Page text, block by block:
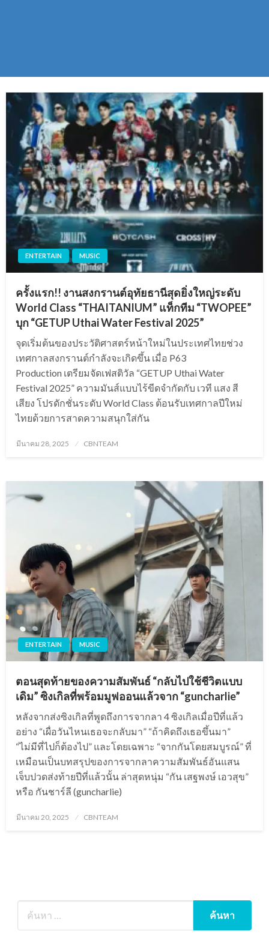
ENTERTAIN MUSIC
ครั้งแรก!! งานสงกรานต์อุทัยธานีสุดยิ่งใหญ่ระดับ
World Class “THAITANIUM” แท็กทีม “TWOPEE”
บุก “GETUP Uthai Water Festival 2025”
จุดเริ่มต้นของประวัติศาสตร์หน้าใหม่ในประเทศไทยช่วง
เทศกาลสงกรานต์กำลังจะเกิดขึ้น เมื่อ P63
Production เตรียมจัดเฟสติวัล “GETUP Uthai Water
Festival 2025” ความมันส์แบบไร้ขีดจำกัดกับ เวที แสง สี
เสียง โปรดักชั่นระดับ World Class ต้อนรับเทศกาลปีใหม่
ไทยด้วยการสาดความสนุกใส่กัน
Posted
มีนาคม 28, 2025 CBNTEAM
ENTERTAIN MUSIC
ตอนสุดท้ายของความสัมพันธ์ “กลับไปใช้ชีวิตแบบ
เดิม” ซิงเกิลที่พร้อมมูฟออนแล้วจาก “guncharlie”
หลังจากส่งซิงเกิลที่พูดถึงการจากลา 4 ซิงเกิลเมื่อปีที่แล้ว
อย่าง “เผื่อวันไหนเธอจะกลับมา” “ถ้าคิดถึงเธอขึ้นมา”
“ไม่มีที่ไปก็ต้องไป” และโดยเฉพาะ “จากกันโดยสมบูรณ์” ที่
เหมือนเป็นบทสรุปของการจากลาความสัมพันธ์อันแสน
เจ็บปวดส่งท้ายปีที่แล้วนั้น ล่าสุดหนุ่ม “กัน เสฐพงษ์ เอวสุข”
หรือ กันชาร์ลี (guncharlie)
Posted
มีนาคม 20, 2025 CBNTEAM